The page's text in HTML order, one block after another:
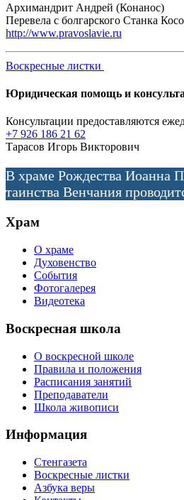
Архимандрит Андрей (Конанос)
Перевела с болгарского Станка
http://www.pravoslavie.ru
Воскресные листки
Юридическая помощь и
Консультации предоставляются
+7 926 186 21 62
Тарасов Игорь Викторович
В храме Рождества Иоанна
таинства Венчания
Храм
О храме
Духовенство
События
Фотогалерея
Видеотека
Воскресная школа
О воскресной школе
Правила и положения
Расписания занятий
Преподаватели
Школа живописи
Информация
Стенгазета
Воскресные листки
Азбука веры